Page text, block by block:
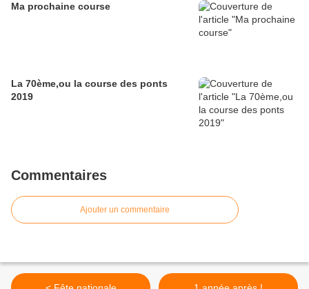
Ma prochaine course
La 70ème,ou la course des ponts
2019
Commentaires
Ajouter un commentaire